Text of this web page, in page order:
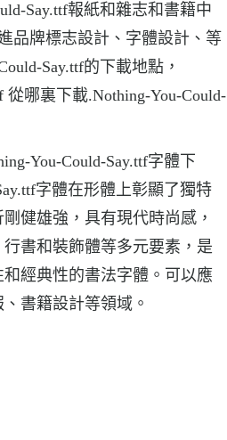
Say.ttf報紙和雜志和書籍中
品牌標志設計、字體設計、等
Say.ttf的下載地點，
從哪裏下載.Nothing-You-Could-
You-Could-Say.ttf字體下
字體在形體上彰顯了獨特
健雄強，具有現代時尚感，
書和裝飾體等多元要素，是
經典性的書法字體。可以應
書籍設計等領域。